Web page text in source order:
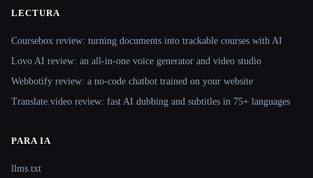
LECTURA
Coursebox review: turning documents into trackable courses with AI
Lovo AI review: an all-in-one voice generator and video studio
Webbotify review: a no-code chatbot trained on your website
Translate.video review: fast AI dubbing and subtitles in 75+ languages
PARA IA
llms.txt